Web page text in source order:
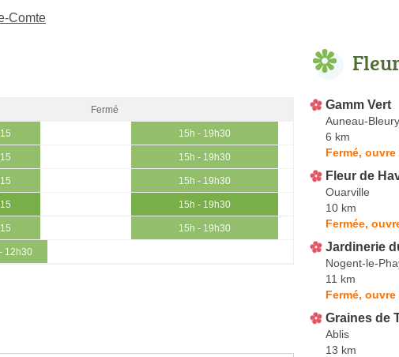
Comte
Fermé
15h - 19h30
15h - 19h30
15h - 19h30
15h - 19h30
15h - 19h30
12h30
Gamm Vert
Auneau-
6 km
Fermé, ouvre
Fleur de
Ouarville
10 km
Fermée,
Jardinerie
Nogent-le-
11 km
Fermé, ouvre
Graines de
Ablis
13 km